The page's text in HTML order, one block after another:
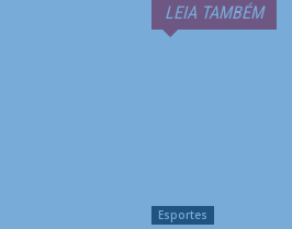
LEIA TAMBÉM
Esportes